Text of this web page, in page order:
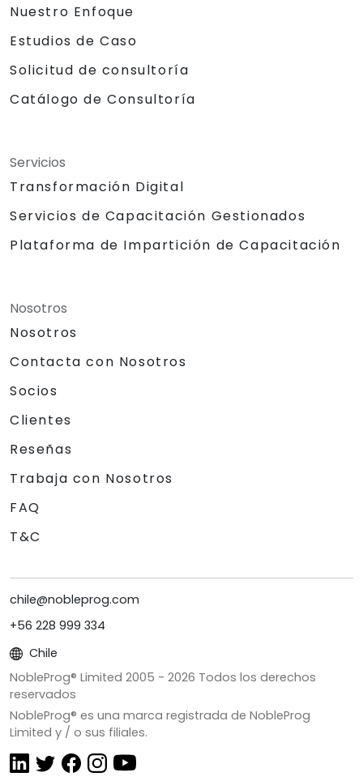
Nuestro Enfoque
Estudios de Caso
Solicitud de consultoría
Catálogo de Consultoría
Servicios
Transformación Digital
Servicios de Capacitación Gestionados
Plataforma de Impartición de Capacitación
Nosotros
Nosotros
Contacta con Nosotros
Socios
Clientes
Reseñas
Trabaja con Nosotros
FAQ
T&C
chile@nobleprog.com
+56 228 999 334
Chile
NobleProg® Limited 2005 - 2026 Todos los derechos
reservados
NobleProg® es una marca registrada de NobleProg
Limited y / o sus filiales.